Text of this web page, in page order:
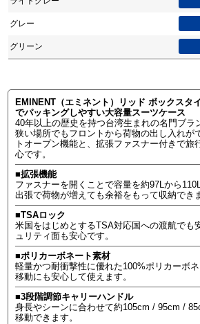
グレー
グリーン
EMINENT（エミネント）リッド ボックスタ
でパッキングしやすい大容量スーツケース
40年以上の歴史を持つ台湾生まれの名門ブラ
狭い場所でもフロントから荷物の出し入れが
トオープン機能と、拡張ファスナー付きで旅
心です。
■拡張機能
ファスナーを開くことで容量を約97Lから
出張で荷物が増えても余裕をもって収納でき
■TSAロック
米国をはじめとするTSA対応国への渡航でも
ュリティ面も安心です。
■ポリカーボネート素材
軽量かつ耐衝撃性に優れた100%ポリカーボ
移動にも安心して使えます。
■3段階調節キャリーハンドル
身長やシーンに合わせて約105cm / 95cm /
移動できます。